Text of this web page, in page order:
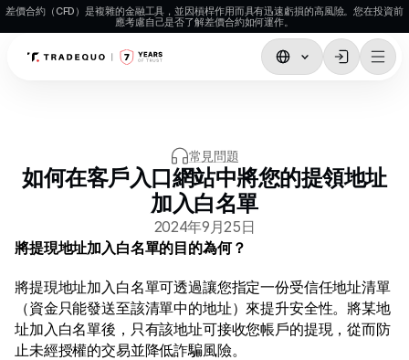
差價合約（CFD）是複雜的金融工具，並因槓桿作用而具有迅速虧損的高風險。您在投資前
應考慮自己是否了解差價合約如何運作。
MetaTrader 4
帳戶類型
帳戶規格
常見問題
如何在客戶入口網站中將您的提領地址
加入白名單
2024年9月25日
將提現地址加入白名單的目的為何？
將提現地址加入白名單可透過讓您指定一份受信任地址清單
（資金只能發送至該清單中的地址）來提升安全性。將某地
址加入白名單後，只有該地址可接收您帳戶的提現，從而防
止未經授權的交易並降低詐騙風險。